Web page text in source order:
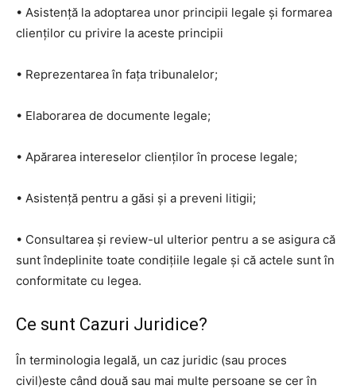
• Asistență la adoptarea unor principii legale și formarea
clienților cu privire la aceste principii
• Reprezentarea în fața tribunalelor;
• Elaborarea de documente legale;
• Apărarea intereselor clienților în procese legale;
• Asistență pentru a găsi și a preveni litigii;
• Consultarea și review-ul ulterior pentru a se asigura că
sunt îndeplinite toate condițiile legale și că actele sunt în
conformitate cu legea.
Ce sunt Cazuri Juridice?
În terminologia legală, un caz juridic (sau proces
civil)este când două sau mai multe persoane se cer în